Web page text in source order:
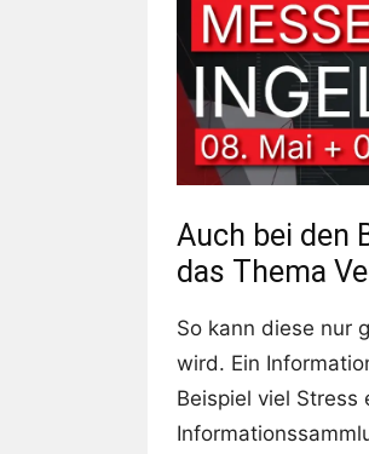
Auch bei den
das Thema
So kann diese nur
wird. Ein
Beispiel viel Stress